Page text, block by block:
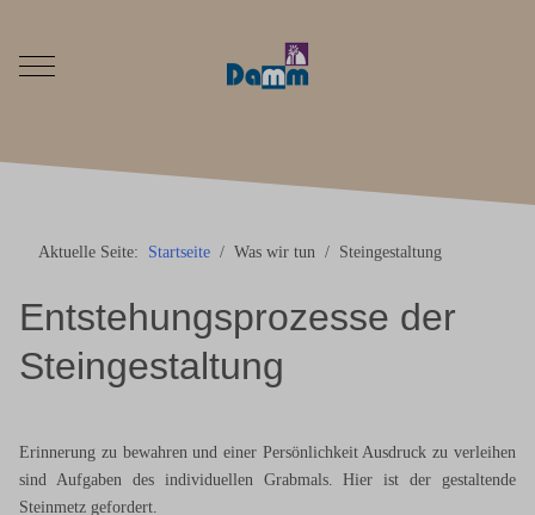
Mobile Menu Toggle
Aktuelle Seite: Startseite Was wir tun Steingestaltung
Entstehungsprozesse der
Steingestaltung
Erinnerung zu bewahren und einer Persönlichkeit Ausdruck zu verleihen
sind Aufgaben des individuellen Grabmals. Hier ist der gestaltende
Steinmetz gefordert.